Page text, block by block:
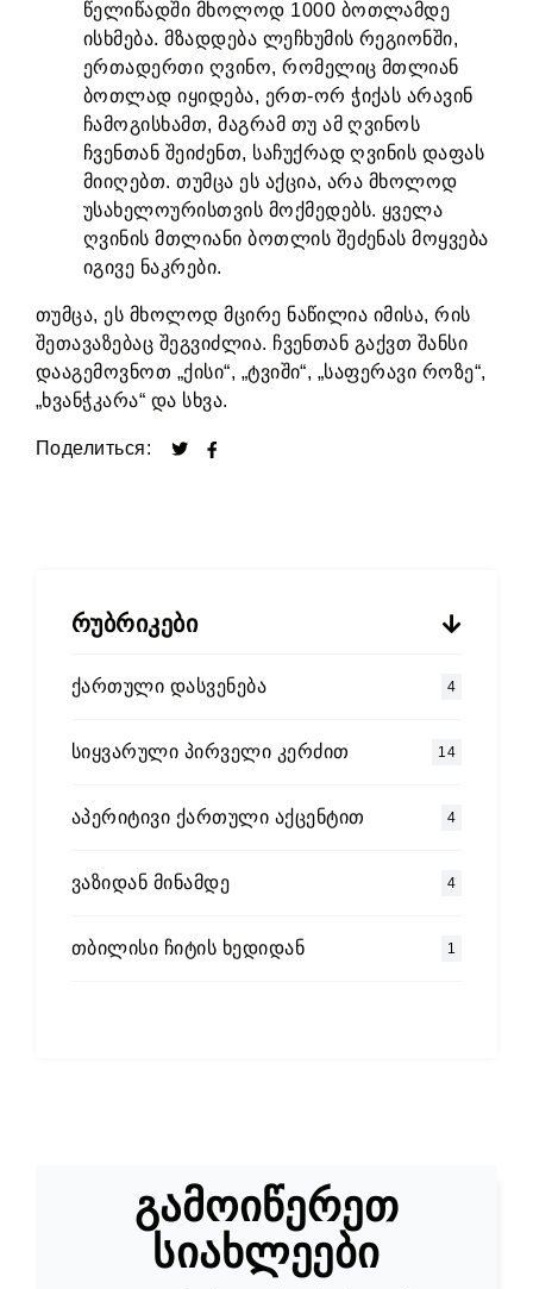
წელიწადში მხოლოდ 1000 ბოთლამდე
ისხმება. მზადდება ლეჩხუმის რეგიონში,
ერთადერთი ღვინო, რომელიც მთლიან
ბოთლად იყიდება, ერთ-ორ ჭიქას არავინ
ჩამოგისხამთ, მაგრამ თუ ამ ღვინოს
ჩვენთან შეიძენთ, საჩუქრად ღვინის დაფას
მიიღებთ. თუმცა ეს აქცია, არა მხოლოდ
უსახელოურისთვის მოქმედებს. ყველა
ღვინის მთლიანი ბოთლის შეძენას მოყვება
იგივე ნაკრები.
თუმცა, ეს მხოლოდ მცირე ნაწილია იმისა, რის
შეთავაზებაც შეგვიძლია. ჩვენთან გაქვთ შანსი
დააგემოვნოთ „ქისი“, „ტვიში“, „საფერავი როზე“,
„ხვანჭკარა“ და სხვა.
Поделиться:
რუბრიკები
ქართული დასვენება 4
სიყვარული პირველი კერძით 14
აპერიტივი ქართული აქცენტით 4
ვაზიდან მინამდე 4
თბილისი ჩიტის ხედიდან 1
გამოიწერეთ
სიახლეები